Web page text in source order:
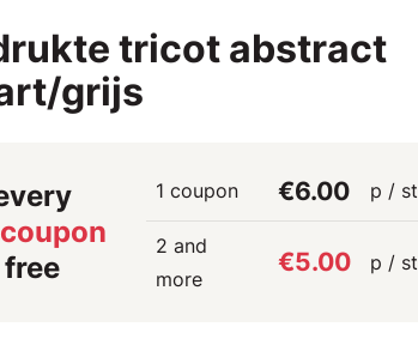
tricot abstract
grijs
coupon
free
1 coupon €6.00 p / st
2 and
more
€5.00 p / st